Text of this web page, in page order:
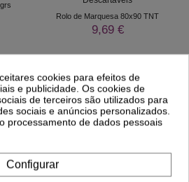
Rolo de Marquesa 80x90 TNT
9,69 €
cookies para efeitos de
e publicidade. Os cookies de
de terceiros são utilizados para
sociais e anúncios personalizados.
processamento de dados pessoais
Configurar